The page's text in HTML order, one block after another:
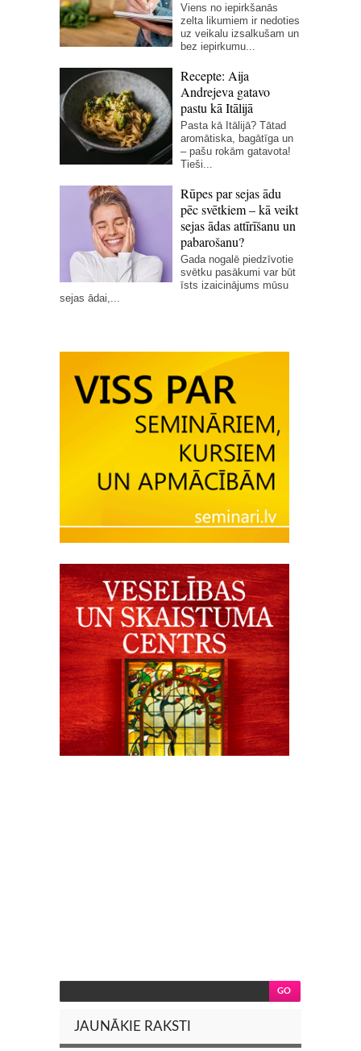
Viens no iepirkšanās
zelta likumiem ir nedoties
uz veikalu izsalkušam un
bez iepirkumu...
Recepte: Aija
Andrejeva gatavo
pastu kā Itālijā
Pasta kā Itālijā? Tātad
aromātiska, bagātīga un
– pašu rokām gatavota!
Tieši...
Rūpes par sejas ādu
pēc svētkiem – kā veikt
sejas ādas attīrīšanu un
pabarošanu?
Gada nogalē piedzīvotie
svētku pasākumi var būt
īsts izaicinājums mūsu
sejas ādai,...
JAUNĀKIE RAKSTI